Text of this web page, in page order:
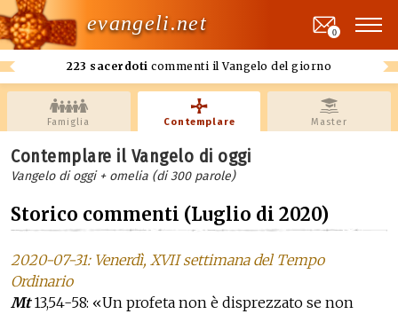
evangeli.net
223 sacerdoti commenti il Vangelo del giorno
0
Famiglia Contemplare Master
Contemplare il Vangelo di oggi
Vangelo di oggi + omelia (di 300 parole)
Storico commenti (Luglio di 2020)
2020-07-31: Venerdì, XVII settimana del Tempo
Ordinario
Mt13,54-58: «Un profeta non è disprezzato se non